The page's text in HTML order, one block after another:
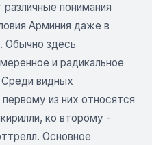
понимания
Арминия даже в
Обычно здесь
и радикальное
Среди видных
из них относятся
ко второму -
Основное